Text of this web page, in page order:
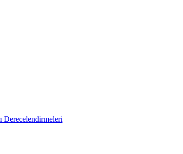
Derecelendirmeleri